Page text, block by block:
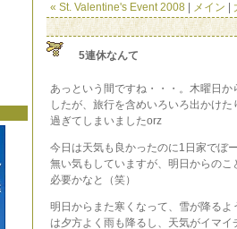
« St. Valentine's Event 2008 メイン
5連休なんて
あっという間ですね・・・。木曜日
したが、旅行を含めいろいろ出かけ
過ぎてしまいましたorz
今日は天気も良かったのに1日家でぼ
無い気もしていますが、明日からのこ
必要かなと（笑）
明日からまた寒くなって、雪が降る
は夕方よく雨も降るし、天気がイマイ